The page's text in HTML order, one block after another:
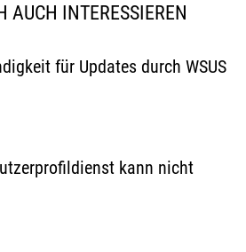
AUCH INTERESSIEREN
für Updates durch WSUS
kann nicht